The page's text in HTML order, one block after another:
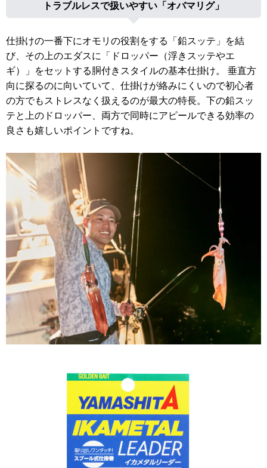
トラブルレスで扱いやすい「オバマリグ」
仕掛けの一番下にオモリの役割をする「鉛スッテ」を結
び、その上のエダスに「ドロッパー（浮きスッテやエ
ギ）」をセットする胴付きスタイルの基本仕掛け。 垂直方
向に探るのに向いていて、仕掛けが絡みにくいので初心者
の方でもストレスなく扱えるのが最大の特長。下の鉛スッ
テと上のドロッパー、両方で同時にアピールできる効率の
良さも嬉しいポイントですね。